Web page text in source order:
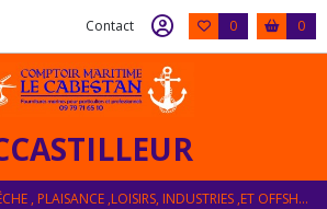
Contact 0 0
EQUIPEMENT BATEAU , PÊCHE , PLAISANCE ,LOISIRS, INDUSTRIES ,ET OFFSHORE